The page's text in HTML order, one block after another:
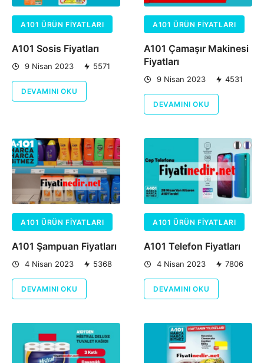
A101 ÜRÜN FIYATLARI
A101 Sosis Fiyatları
9 Nisan 2023 5571
DEVAMINI OKU
A101 ÜRÜN FIYATLARI
A101 Çamaşır Makinesi
Fiyatları
9 Nisan 2023 4531
DEVAMINI OKU
A101 ÜRÜN FIYATLARI
A101 Şampuan Fiyatları
4 Nisan 2023 5368
DEVAMINI OKU
A101 ÜRÜN FIYATLARI
A101 Telefon Fiyatları
4 Nisan 2023 7806
DEVAMINI OKU